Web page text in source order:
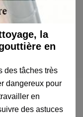
la
en
des tâches très
dangereux pour
en
des astuces